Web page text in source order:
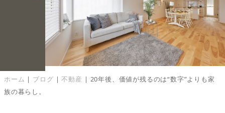
ホーム | ブログ | 不動産 | 20年後、価値が残るのは“数字”よりも家
族の暮らし。